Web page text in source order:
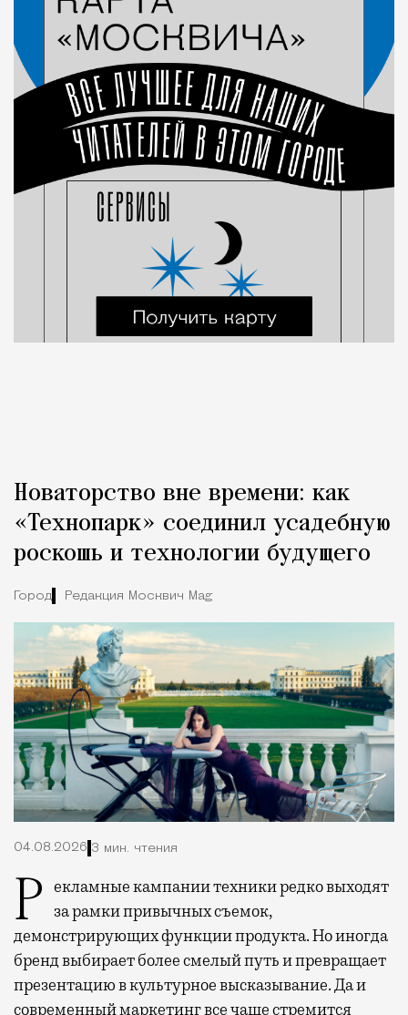
Новаторство вне времени: как
«Технопарк» соединил усадебную
роскошь и технологии будущего
Город Редакция Москвич Mag
04.08.2026 3 мин. чтения
Рекламные кампании техники редко выходят
за рамки привычных съемок,
демонстрирующих функции продукта. Но иногда
бренд выбирает более смелый путь и превращает
презентацию в культурное высказывание. Да и
современный маркетинг все чаще стремится